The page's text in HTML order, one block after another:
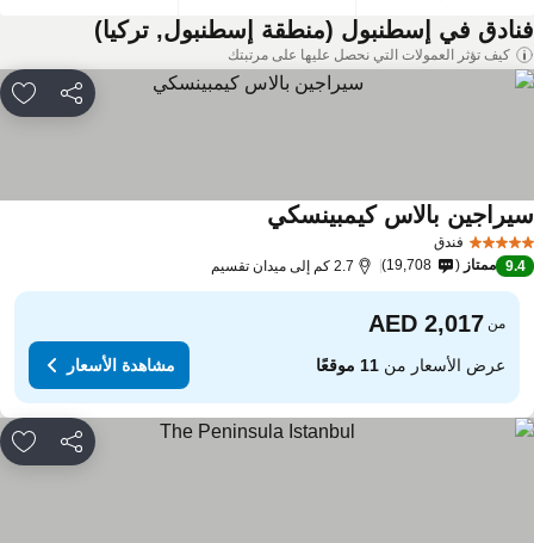
في إسطنبول (منطقة إسطنبول, تركيا)
كيف تؤثر العمولات التي نحصل عليها على مرتبتك
مشاركة
فندق
بالاس كيمبينسكي
9.4 ممتاز 19,708 2.7 كم إلى ميدان تقسيم
من
عرض الأسعار من11 موقعًا مشاهدة الأسعار
مشاركة